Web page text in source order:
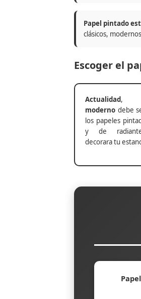
Papel pintado
clásicos,
Escoger el
Actualidad,
moderno debe
los papeles
y de radiante
decorara tu